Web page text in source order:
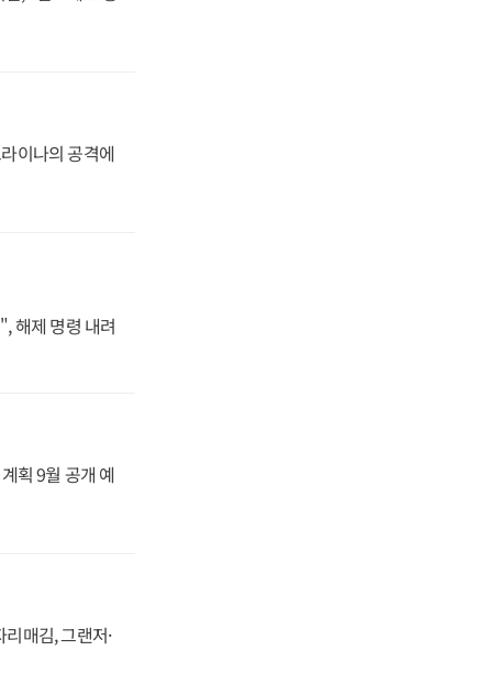
이나의 공격에
해제 명령 내려
획 9월 공개 예
매김, 그랜저·